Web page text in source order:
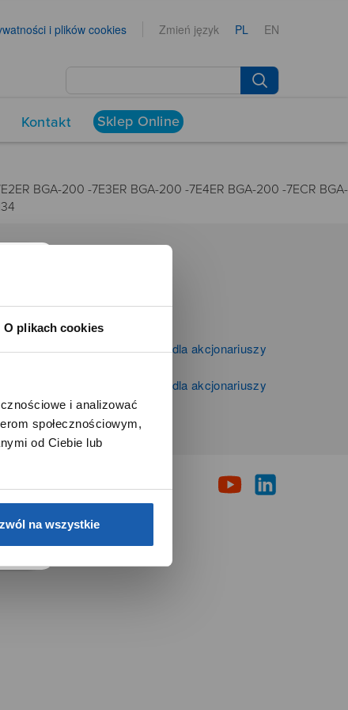
O plikach cookies
i analizować
społecznościowym,
od Ciebie lub
na wszystkie
i plików cookies Zmień język PL EN
Kontakt Sklep Online
BGA-200 -7E3ER BGA-200 -7E4ER BGA-200 -7ECR BGA-
Aktualności
Kontakt dla mediów
Informacje firmowe i dla akcjonariuszy
Informacje firmowe i dla akcjonariuszy
Grupy Zibi S.A.